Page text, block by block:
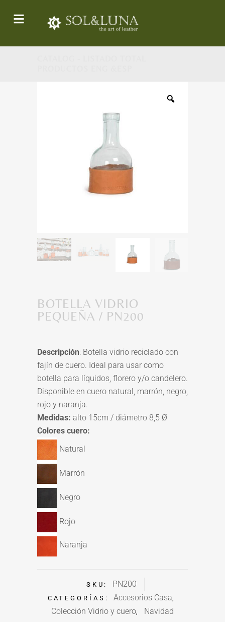
BOTELLA VIDRIO
PEQUEÑA / PN200
Descripción: Botella vidrio reciclado con
fajín de cuero. Ideal para usar como
botella para líquidos, florero y/o candelero.
Disponible en cuero natural, marrón, negro,
rojo y naranja.
Medidas: alto 15cm / diámetro 8,5 Ø
Colores cuero:
Natural
Marrón
Negro
Rojo
Naranja
SKU: PN200
CATEGORÍAS: Accesorios Casa,
Colección Vidrio y cuero, Navidad